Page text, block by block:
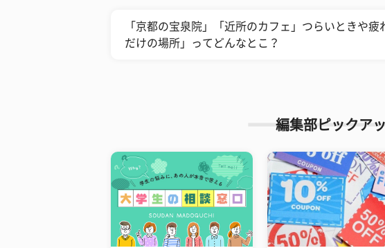
「京都の宝泉院」「近所のカフェ」つらいときや
だけの場所」ってどんなとこ？
編集部ピックア